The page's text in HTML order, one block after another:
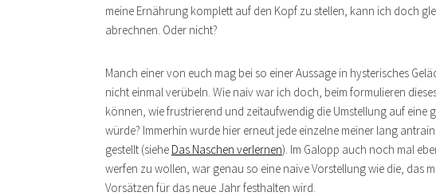
meine Ernährung komplett auf den Kopf zu stellen, kann ich doch
abrechnen. Oder nicht?
Manch einer von euch mag bei so einer Aussage in hysterisches
nicht einmal verübeln. Wie naiv war ich doch, beim formulieren
können, wie frustrierend und zeitaufwendig die Umstellung auf eine
würde? Immerhin wurde hier erneut jede einzelne meiner lang
gestellt (siehe Das Naschen verlernen). Im Galopp auch noch mal
werfen zu wollen, war genau so eine naive Vorstellung wie die, das
Vorsätzen für das neue Jahr festhalten wird.